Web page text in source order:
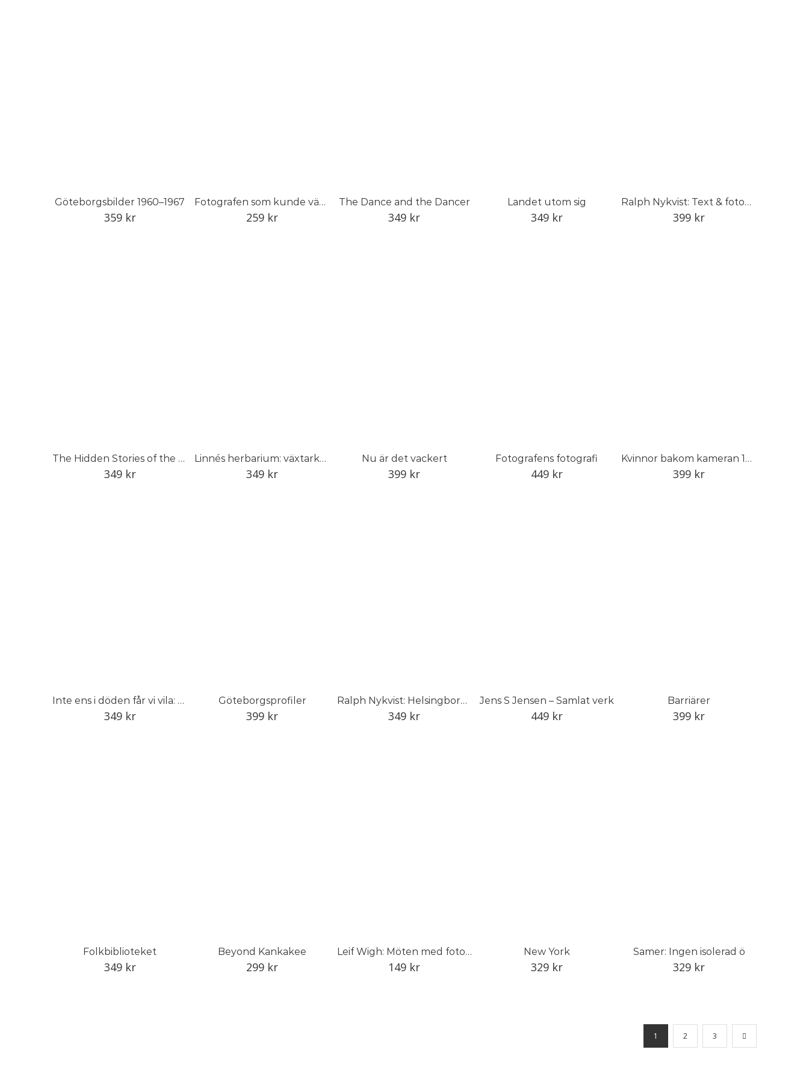
Göteborgsbilder 1960–1967
359 kr
Fotografen som kunde vänta
259 kr
The Dance and the Dancer
349 kr
Landet utom sig
349 kr
Ralph Nykvist: Text & fotografi
399 kr
The Hidden Stories of the Linnean Herbarium
349 kr
Linnés herbarium: växtarkens dolda historia
349 kr
Nu är det vackert
399 kr
Fotografens fotografi
449 kr
Kvinnor bakom kameran 1848–1968
399 kr
Inte ens i döden får vi vila: Kriget i Ukraina
349 kr
Göteborgsprofiler
399 kr
Ralph Nykvist: Helsingborg, Sverige, världen
349 kr
Jens S Jensen – Samlat verk
449 kr
Barriärer
399 kr
Folkbiblioteket
349 kr
Beyond Kankakee
299 kr
Leif Wigh: Möten med fotografer
149 kr
New York
329 kr
Samer: Ingen isolerad ö
329 kr
1 2 3